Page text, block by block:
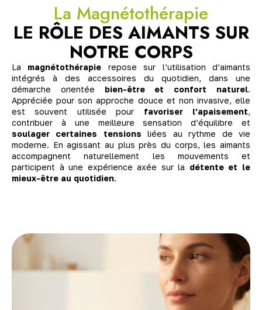
La Magnétothérapie
LE RÔLE DES AIMANTS SUR
NOTRE CORPS
La magnétothérapie repose sur l’utilisation d’aimants
intégrés à des accessoires du quotidien, dans une
démarche orientée bien-être et confort naturel.
Appréciée pour son approche douce et non invasive, elle
est souvent utilisée pour favoriser l’apaisement,
contribuer à une meilleure sensation d’équilibre et
soulager certaines tensions liées au rythme de vie
moderne. En agissant au plus près du corps, les aimants
accompagnent naturellement les mouvements et
participent à une expérience axée sur la détente et le
mieux-être au quotidien.